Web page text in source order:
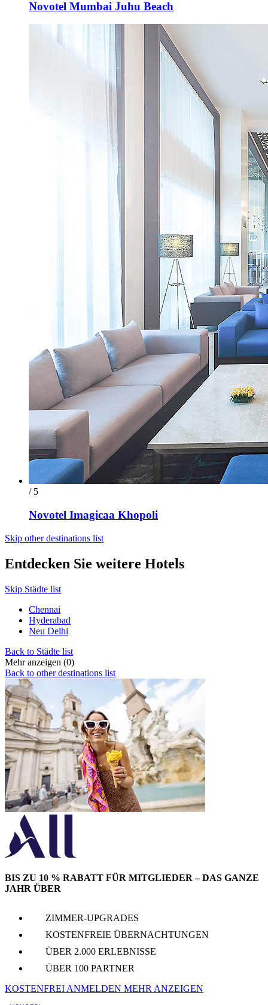
Novotel Mumbai Juhu Beach
/ 5
Novotel Imagicaa Khopoli
Skip other destinations list
Entdecken Sie weitere Hotels
Skip Städte list
Chennai
Hyderabad
Neu Delhi
Back to Städte list
Mehr anzeigen (0)
Back to other destinations list
BIS ZU 10 % RABATT FÜR MITGLIEDER – DAS GANZE
JAHR ÜBER
ZIMMER-UPGRADES
KOSTENFREIE ÜBERNACHTUNGEN
ÜBER 2.000 ERLEBNISSE
ÜBER 100 PARTNER
KOSTENFREI ANMELDEN MEHR ANZEIGEN